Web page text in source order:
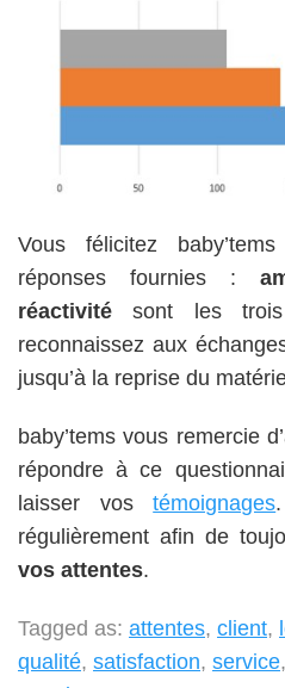
Vous félicitez
réponses fournies :
réactivité sont les
reconnaissez aux
jusqu’à la reprise du
baby’tems vous remercie
répondre à ce
laisser vostémoignages
régulièrement afin de
vos attentes.
Tagged as: attentes, client,
qualité, satisfaction, service,